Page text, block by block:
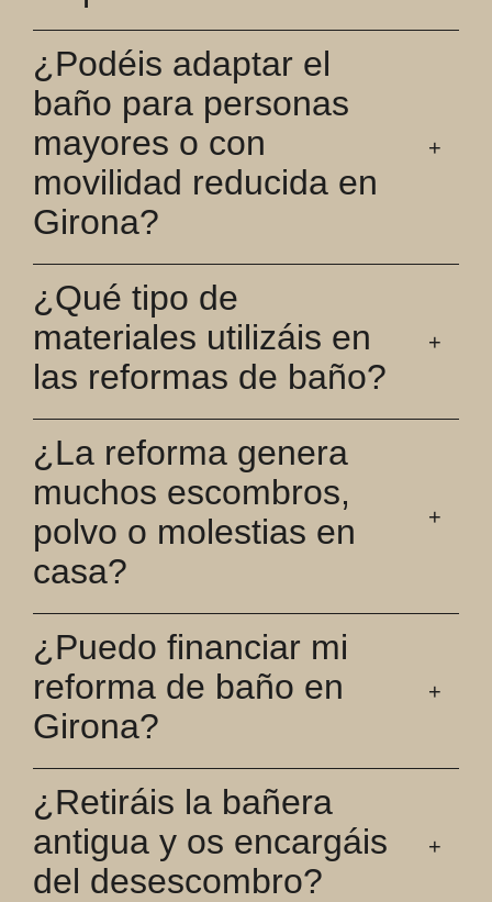
¿Podéis adaptar el
baño para personas
mayores o con
movilidad reducida en
Girona?
¿Qué tipo de
materiales utilizáis en
las reformas de baño?
¿La reforma genera
muchos escombros,
polvo o molestias en
casa?
¿Puedo financiar mi
reforma de baño en
Girona?
¿Retiráis la bañera
antigua y os encargáis
del desescombro?